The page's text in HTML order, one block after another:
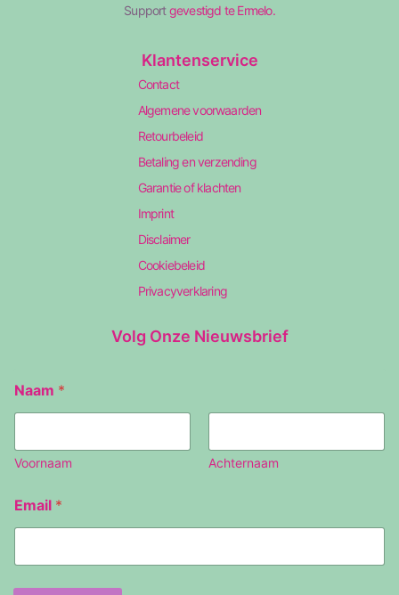
Supportgevestigd te Ermelo.
Klantenservice
Contact
Algemene voorwaarden
Retourbeleid
Betaling en verzending
Garantie of klachten
Imprint
Disclaimer
Cookiebeleid
Privacyverklaring
Volg Onze Nieuwsbrief
Naam *
Voornaam Achternaam
m
a
l
Email *